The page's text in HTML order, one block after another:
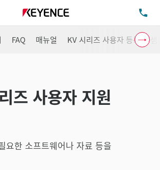
FAQ 매뉴얼 KV 시리즈 사용자 등록
즈 사용자 지원
요한 소프트웨어나 자료 등을